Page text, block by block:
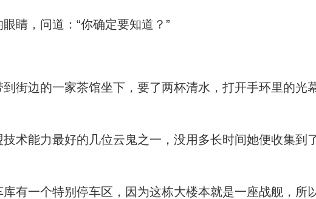
睛，问道：“你确定要知道？”
街边的一家茶馆坐下，要了两杯清水，打开手环里的光
术能力最好的几位云鬼之一，没用多长时间她便收集到
有一个特别停车区，因为这栋大楼本就是一座战舰，所